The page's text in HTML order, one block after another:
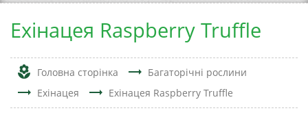
Ехінацея Raspberry Truffle
local_florist Головна сторінка trending_flat Багаторічні рослини
trending_flat Ехінацея trending_flat Ехінацея Raspberry Truffle